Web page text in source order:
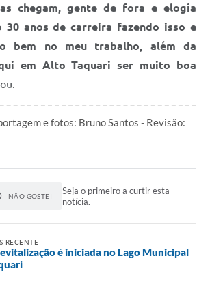
chegam, gente de fora e elogia
30 anos de carreira fazendo isso e
bem no meu trabalho, além da
em Alto Taquari ser muito boa
e fotos: Bruno Santos - Revisão:
NÃO GOSTEI
Seja o primeiro a curtir esta
notícia.
RECENTE
é iniciada no Lago Municipal